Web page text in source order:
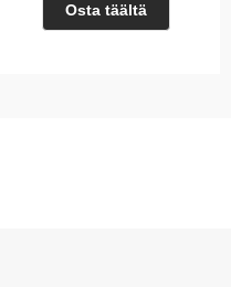
Osta täältä